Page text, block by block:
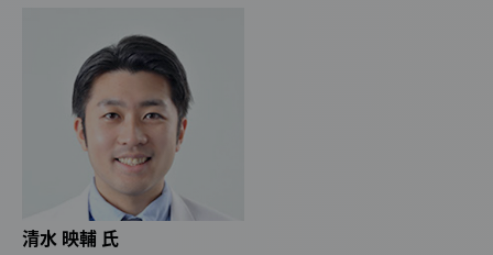
清水 映輔 氏